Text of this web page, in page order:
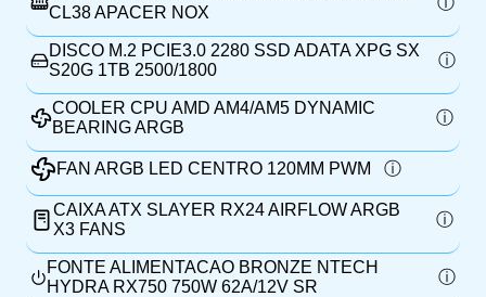
CL38 APACER NOX
DISCO M.2 PCIE3.0 2280 SSD ADATA XPG SX
S20G 1TB 2500/1800
COOLER CPU AMD AM4/AM5 DYNAMIC
BEARING ARGB
FAN ARGB LED CENTRO 120MM PWM
CAIXA ATX SLAYER RX24 AIRFLOW ARGB
X3 FANS
FONTE ALIMENTACAO BRONZE NTECH
HYDRA RX750 750W 62A/12V SR